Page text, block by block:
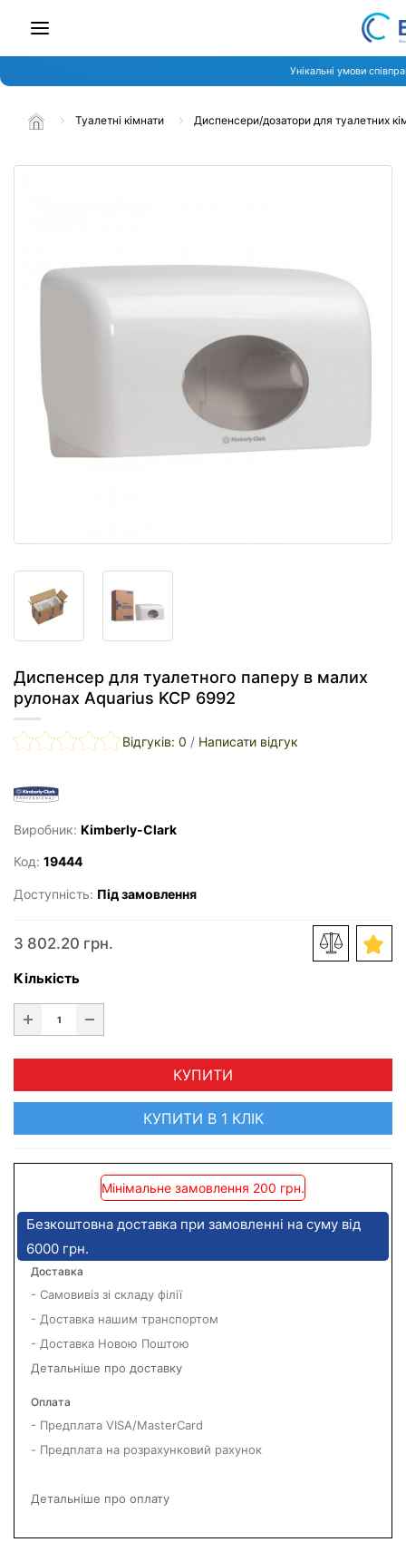
Унікальні умови
Туалетні кімнати Диспенсери/дозатори для туалетних
Диспенсер для туалетного паперу в малих
рулонах Aquarius KCP 6992
Відгуків: 0 / Написати відгук
Виробник: Kimberly-Clark
Код: 19444
Доступність: Під замовлення
3 802.20 грн.
Кількість
КУПИТИ
КУПИТИ В 1 КЛІК
Мінімальне замовлення 200 грн.
Безкоштовна доставка при замовленні на суму від
6000 грн.
Доставка
- Самовивіз зі складу філії
- Доставка нашим транспортом
- Доставка Новою Поштою
Детальніше про доставку
Оплата
- Предплата VISA/MasterCard
- Предплата на розрахунковий рахунок
Детальніше про оплату